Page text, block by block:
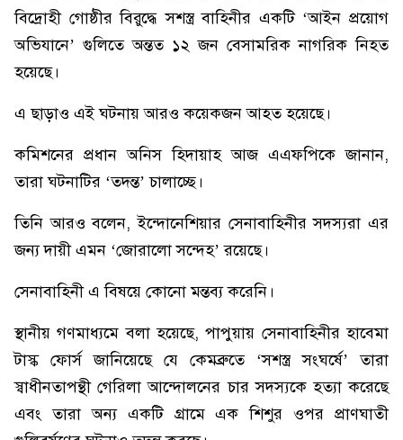
বিদ্রোহী গোষ্ঠীর বিরুদ্ধে সশস্ত্র বাহিনীর একটি ‘আইন প্রয়োগ
অভিযানে’ গুলিতে অন্তত ১২ জন বেসামরিক নাগরিক নিহত
হয়েছে।
এ ছাড়াও এই ঘটনায় আরও কয়েকজন আহত হয়েছে।
কমিশনের প্রধান অনিস হিদায়াহ আজ এএফপিকে জানান,
তারা ঘটনাটির ‘তদন্ত’ চালাচ্ছে।
তিনি আরও বলেন, ইন্দোনেশিয়ার সেনাবাহিনীর সদস্যরা এর
জন্য দায়ী এমন ‘জোরালো সন্দেহ’ রয়েছে।
সেনাবাহিনী এ বিষয়ে কোনো মন্তব্য করেনি।
স্থানীয় গণমাধ্যমে বলা হয়েছে, পাপুয়ায় সেনাবাহিনীর হাবেমা
টাস্ক ফোর্স জানিয়েছে যে কেমব্রুতে ‘সশস্ত্র সংঘর্ষে’ তারা
স্বাধীনতাপন্থী গেরিলা আন্দোলনের চার সদস্যকে হত্যা করেছে
এবং তারা অন্য একটি গ্রামে এক শিশুর ওপর প্রাণঘাতী